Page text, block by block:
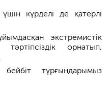
күрделі де қатерлі
экстремистік
орнатып,
тұрғындарымыз